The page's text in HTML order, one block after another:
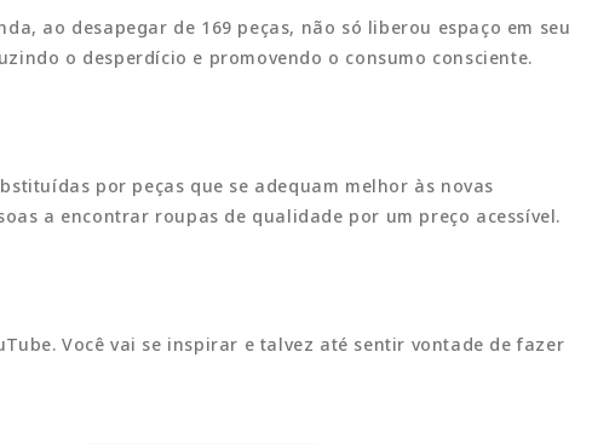
ao desapegar de 169 peças, não só liberou espaço em seu
o desperdício e promovendo o consumo consciente.
por peças que se adequam melhor às novas
a encontrar roupas de qualidade por um preço acessível.
Você vai se inspirar e talvez até sentir vontade de fazer